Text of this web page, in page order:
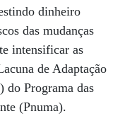
dinheiro
das mudanças
intensificar as
de Adaptação
do Programa das
(Pnuma).